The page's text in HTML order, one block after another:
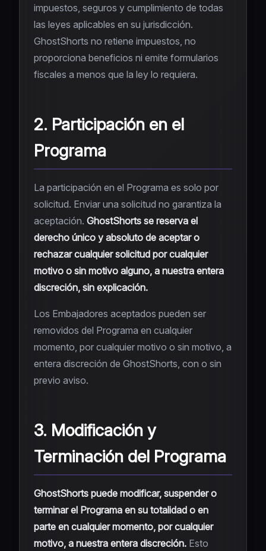
impuestos, seguros y cumplimiento de todas
las leyes aplicables en su jurisdicción.
GhostShorts no retiene impuestos, no
proporciona beneficios ni emite formularios
fiscales a menos que la ley lo requiera.
2. Participación en el
Programa
La participación en el Programa es solo por
solicitud. Enviar una solicitud no garantiza la
aceptación. GhostShorts se reserva el
derecho único y absoluto de aceptar o
rechazar cualquier solicitud por cualquier
motivo o sin motivo alguno, a nuestra entera
discreción, sin explicación.
Los Embajadores aceptados pueden ser
removidos del Programa en cualquier
momento, por cualquier motivo o sin motivo, a
entera discreción de GhostShorts, con o sin
previo aviso.
3. Modificación y
Terminación del Programa
GhostShorts puede modificar, suspender o
terminar el Programa en su totalidad o en
parte en cualquier momento, por cualquier
motivo, a nuestra entera discreción. Esto